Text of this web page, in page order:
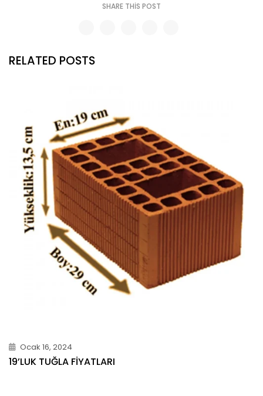
SHARE THIS POST
RELATED POSTS
Ocak 16, 2024
19’LUK TUĞLA FIYATLARI